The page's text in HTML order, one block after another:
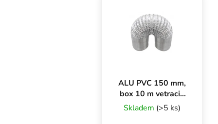
ALU PVC 150 mm,
box 10 m vetracie
potrubie
Skladem (>5 ks)